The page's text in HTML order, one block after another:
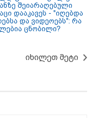
შეიარაღებული
დააკავეს - "იღებდა
და ვიდეოებს": რა
ცნობილი?
იხილეთ მეტი